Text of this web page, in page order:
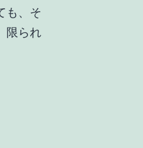
も、そ
限られ